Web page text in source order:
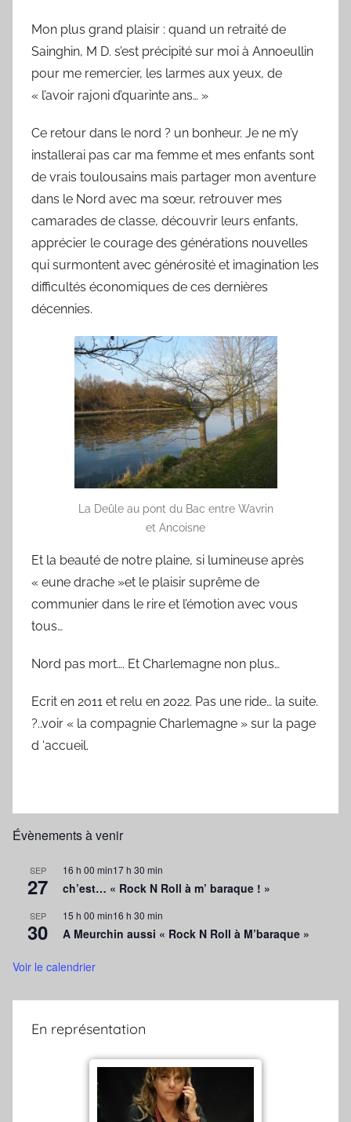
Mon plus grand plaisir : quand un retraité de
Sainghin, M D. s’est précipité sur moi à Annoeullin
pour me remercier, les larmes aux yeux, de
« l’avoir rajoni d’quarinte ans… »
Ce retour dans le nord ? un bonheur. Je ne m’y
installerai pas car ma femme et mes enfants sont
de vrais toulousains mais partager mon aventure
dans le Nord avec ma sœur, retrouver mes
camarades de classe, découvrir leurs enfants,
apprécier le courage des générations nouvelles
qui surmontent avec générosité et imagination les
difficultés économiques de ces dernières
décennies.
La Deûle au pont du Bac entre Wavrin
et Ancoisne
Et la beauté de notre plaine, si lumineuse après
« eune drache »et le plaisir suprême de
communier dans le rire et l’émotion avec vous
tous…
Nord pas mort…. Et Charlemagne non plus…
Ecrit en 2011 et relu en 2022. Pas une ride… la suite.
?..voir « la compagnie Charlemagne » sur la page
d ‘accueil.
Évènements à venir
SEP
27
16 h 00 min17 h 30 min
ch’est… « Rock N Roll à m’ baraque ! »
SEP
30
15 h 00 min16 h 30 min
A Meurchin aussi « Rock N Roll à M’baraque »
Voir le calendrier
En représentation